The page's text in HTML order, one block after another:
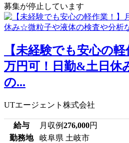
募集が停止しています
【未経験でも安心の
万円可！日勤&土日
の...
UTエージェント株式会社
給与 月収例276,000円
勤務地
岐阜県 土岐市